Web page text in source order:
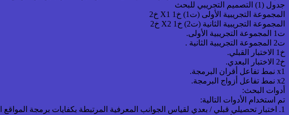
جدول (1) التصميم التجريبي للبحث
المجموعة التجريبية الأولى (ت1) خ1 X1 خ2
المجموعة التجريبية الثانية (ت2) خ1 X2 خ2
ت1 المجموعة التجريبية الأولى.
ت2 المجموعة التجريبية الثانية .
خ1 الاختبار القبلي.
خ2 الاختبار البعدي.
x1 نمط تفاعل أقران البرمجة.
x2 نمط تفاعل أزواج البرمجة.
أدوات البحث:
تم استخدام الأدوات التالية:
1. اختبار تحصيلي قبلي / بعدي لقياس الجوانب المعرفية المرتبطة بكفايات برمجة المواقع التعليمية باستخدام لغتي البرمجة HTML و CSS. (من إعداد الباحث)